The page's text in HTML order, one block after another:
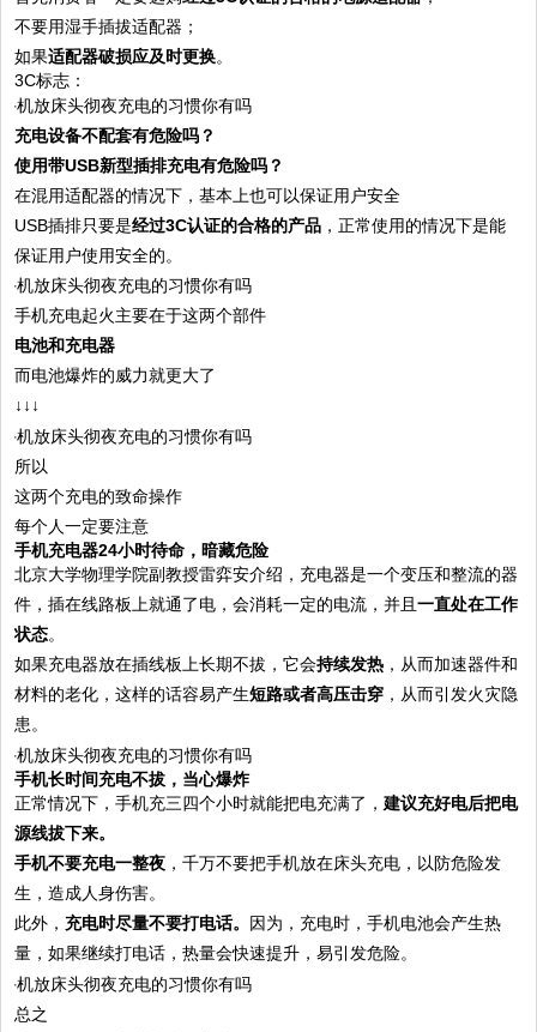
不要用湿手插拔适配器；
如果适配器破损应及时更换。
3C标志：
充电设备不配套有危险吗？
使用带USB新型插排充电有危险吗？
在混用适配器的情况下，基本上也可以保证用户安全
USB插排只要是经过3C认证的合格的产品 ，正常使用的情况下是能
保证用户使用安全的。
手机充电起火主要在于这两个部件
电池和充电器
而电池爆炸的威力就更大了
↓↓↓
所以
这两个充电的致命操作
每个人一定要注意
手机充电器24小时待命，暗藏危险
北京大学物理学院副教授雷弈安介绍，充电器是一个变压和整流的器
件，插在线路板上就通了电，会消耗一定的电流，并且一直处在工作
状态。
如果充电器放在插线板上长期不拔，它会持续发热 ，从而加速器件和
材料的老化，这样的话容易产生短路或者高压击穿 ，从而引发火灾隐
患。
手机长时间充电不拔，当心爆炸
正常情况下，手机充三四个小时就能把电充满了，建议充好电后把电
源线拔下来。
手机不要充电一整夜 ，千万不要把手机放在床头充电，以防危险发
生，造成人身伤害。
此外，充电时尽量不要打电话。 因为，充电时，手机电池会产生热
量，如果继续打电话，热量会快速提升，易引发危险。
总之